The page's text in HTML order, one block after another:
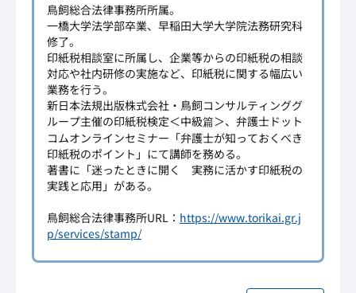
鳥飼総合法律事務所所属。
一橋大学法学部卒業、早稲田大学大学院法務研究科
修了。
印紙税相談室に所属し、企業等からの印紙税の相談
対応や社内研修の実施など、印紙税に関する幅広い
業務を行う。
新日本法規出版株式会社・鳥飼コンサルティンググ
ループ主催の印紙税検定＜中級篇＞、弁護士ドット
コムオンラインセミナー「弁護士が知っておくべき
印紙税のポイント」にて講師を務める。
著書に「迷ったときに開く 実務に活かす印紙税の
実践と応用」がある。
鳥飼総合法律事務所URL： https://www.torikai.gr.j
p/services/stamp/